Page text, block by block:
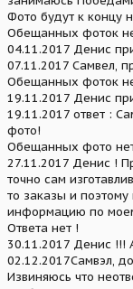
Фото будут к концу
Обещанных фоток
04.11.2017 Денис
07.11.2017 Самвел,
Обещанных фоток
19.11.2017 Денис
19.11.2017 ответ :
фото!
Обещанных фото
27.11.2017 Денис !
точно сам
то заказы и
информацию по
Ответа нет !
30.11.2017 Денис !!!
02.12.2017Самвэл,
Извиняюсь что